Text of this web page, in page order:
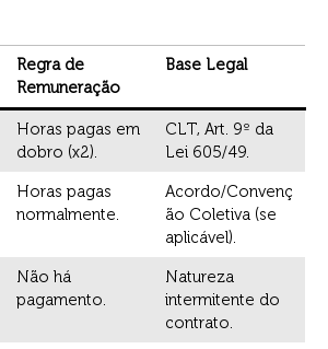
Regra de
Remuneração
Base Legal
Horas pagas em
dobro (x2).
CLT, Art. 9º da
Lei 605/49.
Horas pagas
normalmente.
Acordo/Convenç
ão Coletiva (se
aplicável).
Não há
pagamento.
Natureza
intermitente do
contrato.